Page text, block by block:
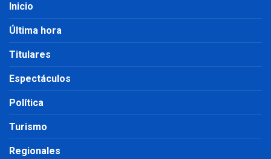
Inicio
Última hora
Titulares
Espectáculos
Política
Turismo
Regionales